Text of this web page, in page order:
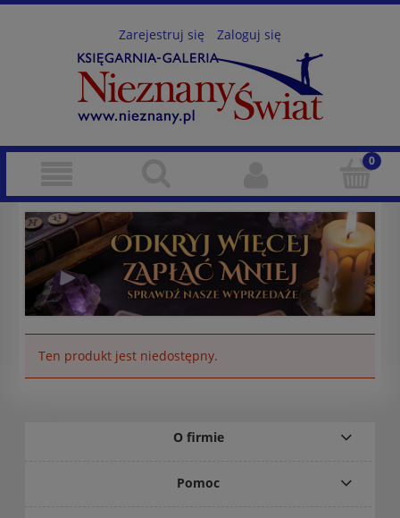
Zarejestruj się Zaloguj się
Ten produkt jest niedostępny.
O firmie
Pomoc